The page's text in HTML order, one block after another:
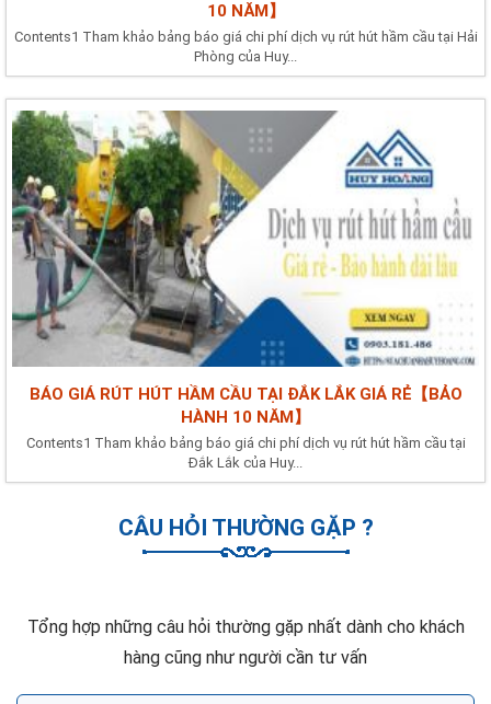
10 NĂM】
Contents1 Tham khảo bảng báo giá chi phí dịch vụ rút hút hầm cầu tại Hải
Phòng của Huy...
BÁO GIÁ RÚT HÚT HẦM CẦU TẠI ĐẮK LẮK GIÁ RẺ【BẢO
HÀNH 10 NĂM】
Contents1 Tham khảo bảng báo giá chi phí dịch vụ rút hút hầm cầu tại
Đắk Lắk của Huy...
CÂU HỎI THƯỜNG GẶP ?
Tổng hợp những câu hỏi thường gặp nhất dành cho khách
hàng cũng như người cần tư vấn